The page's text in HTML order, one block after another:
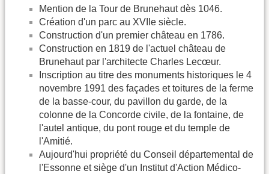
Mention de la Tour de Brunehaut dès 1046.
Création d'un parc au XVIIe siècle.
Construction d'un premier château en 1786.
Construction en 1819 de l'actuel château de
Brunehaut par l'architecte Charles Lecœur.
Inscription au titre des monuments historiques le 4
novembre 1991 des façades et toitures de la ferme
de la basse-cour, du pavillon du garde, de la
colonne de la Concorde civile, de la fontaine, de
l'autel antique, du pont rouge et du temple de
l'Amitié.
Aujourd'hui propriété du Conseil départemental de
l'Essonne et siège d'un Institut d'Action Médico-